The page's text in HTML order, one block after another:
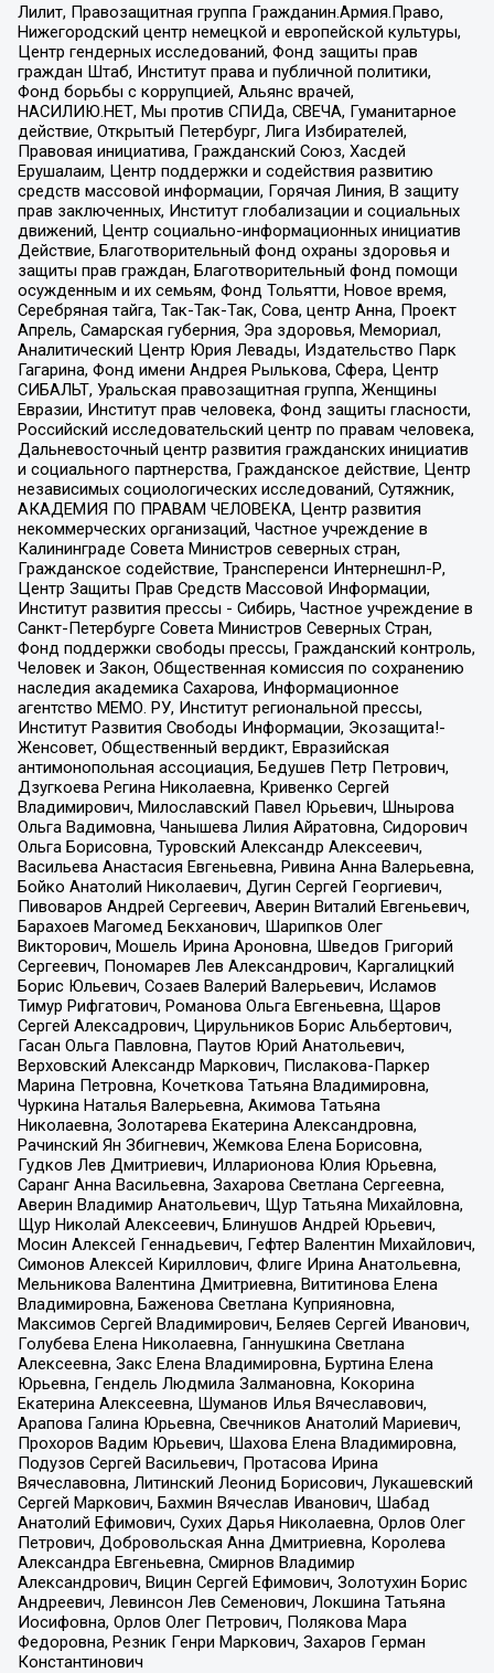
Лилит, Правозащитная группа Гражданин.Армия.Право,
Нижегородский центр немецкой и европейской культуры,
Центр гендерных исследований, Фонд защиты прав
граждан Штаб, Институт права и публичной политики,
Фонд борьбы с коррупцией, Альянс врачей,
НАСИЛИЮ.НЕТ, Мы против СПИДа, СВЕЧА, Гуманитарное
действие, Открытый Петербург, Лига Избирателей,
Правовая инициатива, Гражданский Союз, Хасдей
Ерушалаим, Центр поддержки и содействия развитию
средств массовой информации, Горячая Линия, В защиту
прав заключенных, Институт глобализации и социальных
движений, Центр социально-информационных инициатив
Действие, Благотворительный фонд охраны здоровья и
защиты прав граждан, Благотворительный фонд помощи
осужденным и их семьям, Фонд Тольятти, Новое время,
Серебряная тайга, Так-Так-Так, Сова, центр Анна, Проект
Апрель, Самарская губерния, Эра здоровья, Мемориал,
Аналитический Центр Юрия Левады, Издательство Парк
Гагарина, Фонд имени Андрея Рылькова, Сфера, Центр
СИБАЛЬТ, Уральская правозащитная группа, Женщины
Евразии, Институт прав человека, Фонд защиты гласности,
Российский исследовательский центр по правам человека,
Дальневосточный центр развития гражданских инициатив
и социального партнерства, Гражданское действие, Центр
независимых социологических исследований, Сутяжник,
АКАДЕМИЯ ПО ПРАВАМ ЧЕЛОВЕКА, Центр развития
некоммерческих организаций, Частное учреждение в
Калининграде Совета Министров северных стран,
Гражданское содействие, Трансперенси Интернешнл-Р,
Центр Защиты Прав Средств Массовой Информации,
Институт развития прессы - Сибирь, Частное учреждение в
Санкт-Петербурге Совета Министров Северных Стран,
Фонд поддержки свободы прессы, Гражданский контроль,
Человек и Закон, Общественная комиссия по сохранению
наследия академика Сахарова, Информационное
агентство МЕМО. РУ, Институт региональной прессы,
Институт Развития Свободы Информации, Экозащита!-
Женсовет, Общественный вердикт, Евразийская
антимонопольная ассоциация, Бедушев Петр Петрович,
Дзугкоева Регина Николаевна, Кривенко Сергей
Владимирович, Милославский Павел Юрьевич, Шнырова
Ольга Вадимовна, Чанышева Лилия Айратовна, Сидорович
Ольга Борисовна, Туровский Александр Алексеевич,
Васильева Анастасия Евгеньевна, Ривина Анна Валерьевна,
Бойко Анатолий Николаевич, Дугин Сергей Георгиевич,
Пивоваров Андрей Сергеевич, Аверин Виталий Евгеньевич,
Барахоев Магомед Бекханович, Шарипков Олег
Викторович, Мошель Ирина Ароновна, Шведов Григорий
Сергеевич, Пономарев Лев Александрович, Каргалицкий
Борис Юльевич, Созаев Валерий Валерьевич, Исламов
Тимур Рифгатович, Романова Ольга Евгеньевна, Щаров
Сергей Алексадрович, Цирульников Борис Альбертович,
Гасан Ольга Павловна, Паутов Юрий Анатольевич,
Верховский Александр Маркович, Пислакова-Паркер
Марина Петровна, Кочеткова Татьяна Владимировна,
Чуркина Наталья Валерьевна, Акимова Татьяна
Николаевна, Золотарева Екатерина Александровна,
Рачинский Ян Збигневич, Жемкова Елена Борисовна,
Гудков Лев Дмитриевич, Илларионова Юлия Юрьевна,
Саранг Анна Васильевна, Захарова Светлана Сергеевна,
Аверин Владимир Анатольевич, Щур Татьяна Михайловна,
Щур Николай Алексеевич, Блинушов Андрей Юрьевич,
Мосин Алексей Геннадьевич, Гефтер Валентин Михайлович,
Симонов Алексей Кириллович, Флиге Ирина Анатольевна,
Мельникова Валентина Дмитриевна, Вититинова Елена
Владимировна, Баженова Светлана Куприяновна,
Максимов Сергей Владимирович, Беляев Сергей Иванович,
Голубева Елена Николаевна, Ганнушкина Светлана
Алексеевна, Закс Елена Владимировна, Буртина Елена
Юрьевна, Гендель Людмила Залмановна, Кокорина
Екатерина Алексеевна, Шуманов Илья Вячеславович,
Арапова Галина Юрьевна, Свечников Анатолий Мариевич,
Прохоров Вадим Юрьевич, Шахова Елена Владимировна,
Подузов Сергей Васильевич, Протасова Ирина
Вячеславовна, Литинский Леонид Борисович, Лукашевский
Сергей Маркович, Бахмин Вячеслав Иванович, Шабад
Анатолий Ефимович, Сухих Дарья Николаевна, Орлов Олег
Петрович, Добровольская Анна Дмитриевна, Королева
Александра Евгеньевна, Смирнов Владимир
Александрович, Вицин Сергей Ефимович, Золотухин Борис
Андреевич, Левинсон Лев Семенович, Локшина Татьяна
Иосифовна, Орлов Олег Петрович, Полякова Мара
Федоровна, Резник Генри Маркович, Захаров Герман
Константинович